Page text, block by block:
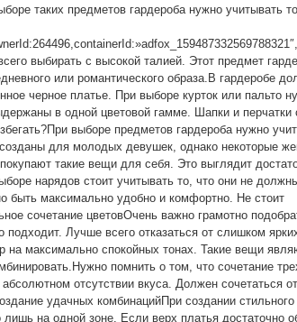
таких предметов гардероба нужно учитывать
выбирать с высокой талией. Этот предмет
или романтического образа.В гардеробе
черное платье. При выборе курток или пальто
в одной цветовой гамме. Шапки и перчатки
выборе предметов гардероба нужно
для молодых девушек, однако некоторые
такие вещи для себя. Это выглядит
нарядов стоит учитывать то, что они не
быть максимально удобно и комфортно. Не стоит
сочетание цветовОчень важно грамотно
подходит. Лучше всего отказаться от слишком
на максимально спокойных тонах. Такие вещи
помнить о том, что сочетание
отсутствии вкуса. Должен сочетаться
удачных комбинацийПри создании стильного
лишь на одной зоне. Если верх платья достаточно